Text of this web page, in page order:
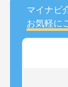
マイナビ
お気軽に